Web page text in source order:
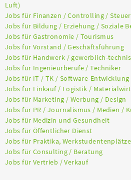
Luft)
Jobs für Finanzen / Controlling /
Jobs für Bildung / Erziehung / Soziale
Jobs für Gastronomie / Tourismus
Jobs für Vorstand / Geschäftsführung
Jobs für Handwerk / gewerblich-
Jobs für Ingenieurberufe / Techniker
Jobs für IT / TK / Software-Entwicklung
Jobs für Einkauf / Logistik /
Jobs für Marketing / Werbung / Design
Jobs für PR / Journalismus / Medien /
Jobs für Medizin und Gesundheit
Jobs für Öffentlicher Dienst
Jobs für Praktika, Werkstudentenplätze
Jobs für Consulting / Beratung
Jobs für Vertrieb / Verkauf